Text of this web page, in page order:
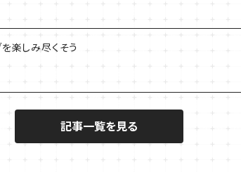
楽しみ尽くそう
記事一覧を見る